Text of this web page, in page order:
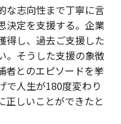
な志向性まで丁寧に言
決定を支援する。企業
得し、過去ご支援した
。そうした支援の象徴
者とのエピソードを挙
で人生が180度変わり
正しいことができたと